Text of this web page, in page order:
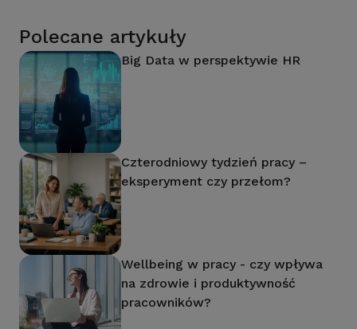
Polecane artykuły
Big Data w perspektywie HR
Czterodniowy tydzień pracy –
eksperyment czy przełom?
Wellbeing w pracy - czy wpływa
na zdrowie i produktywność
pracowników?